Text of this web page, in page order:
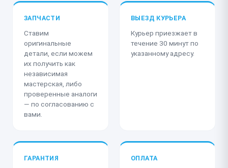
ЗАПЧАСТИ
Ставим
оригинальные
детали, если можем
их получить как
независимая
мастерская, либо
проверенные аналоги
— по согласованию с
вами.
ВЫЕЗД КУРЬЕРА
Курьер приезжает в
течение 30 минут по
указанному адресу.
ГАРАНТИЯ ОПЛАТА